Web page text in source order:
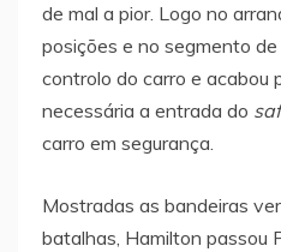
de mal a pior. Logo no
posições e no segmento
controlo do carro e acabou
necessária a entrada do
carro em segurança.
Mostradas as bandeiras
batalhas, Hamilton passou